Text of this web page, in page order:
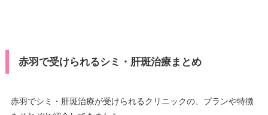
赤羽で受けられるシミ・肝斑治療まとめ
赤羽でシミ・肝斑治療が受けられるクリニックの、プランや特徴